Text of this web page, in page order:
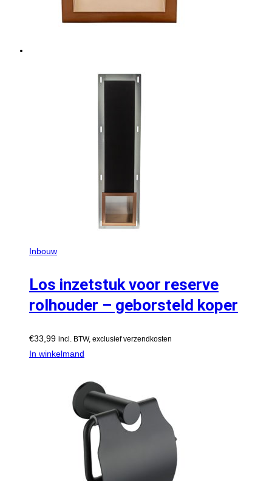
Inbouw
Los inzetstuk voor reserve
rolhouder – geborsteld koper
€33,99 incl. BTW, exclusief verzendkosten
In winkelmand